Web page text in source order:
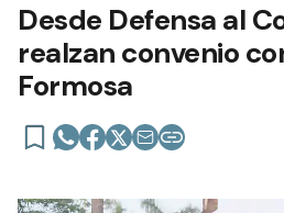
Desde Defensa al
realzan convenio
Formosa